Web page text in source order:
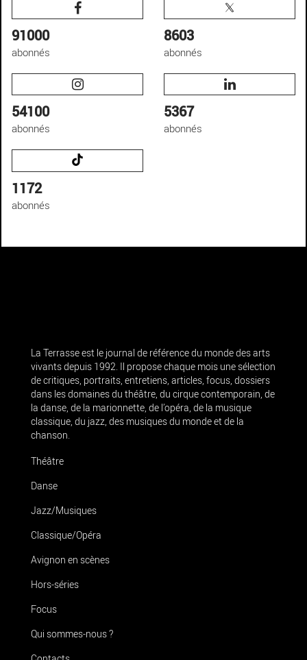
91000
abonnés
8603
abonnés
54100
abonnés
5367
abonnés
1172
abonnés
La Terrasse est le journal de référence du monde des arts
vivants depuis 1992. Il propose chaque mois une sélection
de critiques, portraits, entretiens, articles, focus, dossiers
dans les domaines du théâtre, du cirque contemporain, de
la danse, de la marionnette, de l’opéra, de la musique
classique, du jazz, des musiques du monde et de la
chanson.
Théâtre
Danse
Jazz/Musiques
Classique/Opéra
Avignon en scènes
Hors-séries
Focus
Qui sommes-nous ?